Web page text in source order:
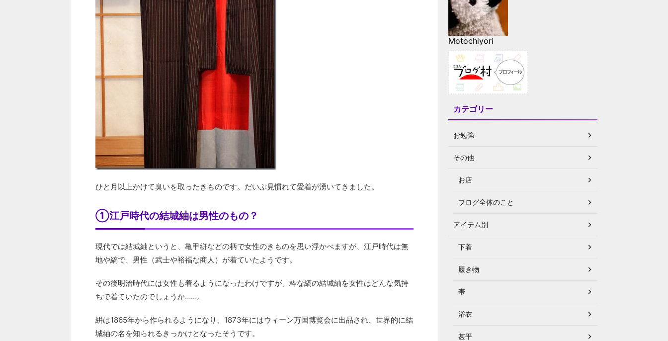
ひと月以上かけて臭いを取ったきものです。だいぶ見慣れて愛着が湧いてきました。
①江戸時代の結城紬は男性のもの？
現代では結城紬というと、亀甲絣などの柄で女性のきものを思い浮かべますが、江戸時代は無
地や縞で、男性（武士や裕福な商人）が着ていたようです。
その後明治時代には女性も着るようになったわけですが、粋な縞の結城紬を女性はどんな気持
ちで着ていたのでしょうか……。
絣は1865年から作られるようになり、1873年にはウィーン万国博覧会に出品され、世界的に結
城紬の名を知られるきっかけとなったそうです。
Motochiyori
カテゴリー
お勉強
その他
お店
ブログ全体のこと
アイテム別
下着
履き物
帯
浴衣
甚平